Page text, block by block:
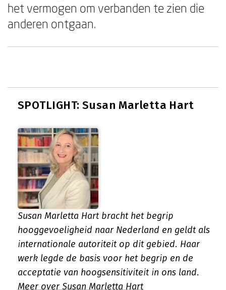
het vermogen om verbanden te zien die
anderen ontgaan.
SPOTLIGHT: Susan Marletta Hart
Susan Marletta Hart bracht het begrip
hooggevoeligheid naar Nederland en geldt als
internationale autoriteit op dit gebied. Haar
werk legde de basis voor het begrip en de
acceptatie van hoogsensitiviteit in ons land.
Meer over Susan Marletta Hart